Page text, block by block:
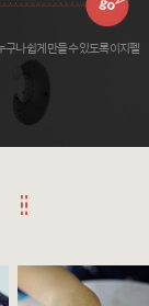
나 쉽게 만들 수 있도록 이지펠